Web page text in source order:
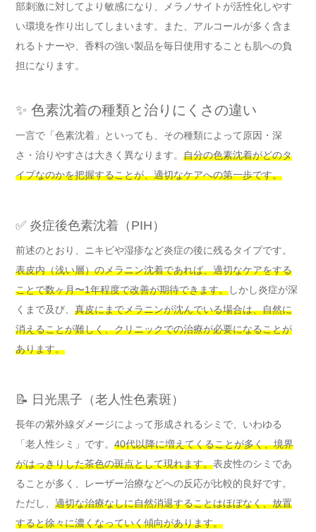
部刺激に対してより敏感になり、メラノサイトが活性化しやす
い環境を作り出してしまいます。また、アルコールが多く含ま
れるトナーや、香料の強い製品を毎日使用することも肌への負
担になります。
✨ 色素沈着の種類と治りにくさの違い
一言で「色素沈着」といっても、その種類によって原因・深
さ・治りやすさは大きく異なります。 自分の色素沈着がどのタ
イプなのかを把握することが、適切なケアへの第一歩です。
✅ 炎症後色素沈着（PIH）
前述のとおり、ニキビや湿疹など炎症の後に残るタイプです。
表皮内（浅い層）のメラニン沈着であれば、適切なケアをする
ことで数ヶ月〜1年程度で改善が期待できます。しかし炎症が深
くまで及び、 真皮にまでメラニンが沈んでいる場合は、自然に
消えることが難しく、クリニックでの治療が必要になることが
あります。
📝 日光黒子（老人性色素斑）
長年の紫外線ダメージによって形成されるシミで、いわゆる
「老人性シミ」です。 40代以降に増えてくることが多く、境界
がはっきりした茶色の斑点として現れます。表皮性のシミであ
ることが多く、レーザー治療などへの反応が比較的良好です。
ただし、 適切な治療なしに自然消退することはほぼなく、放置
すると徐々に濃くなっていく傾向があります。